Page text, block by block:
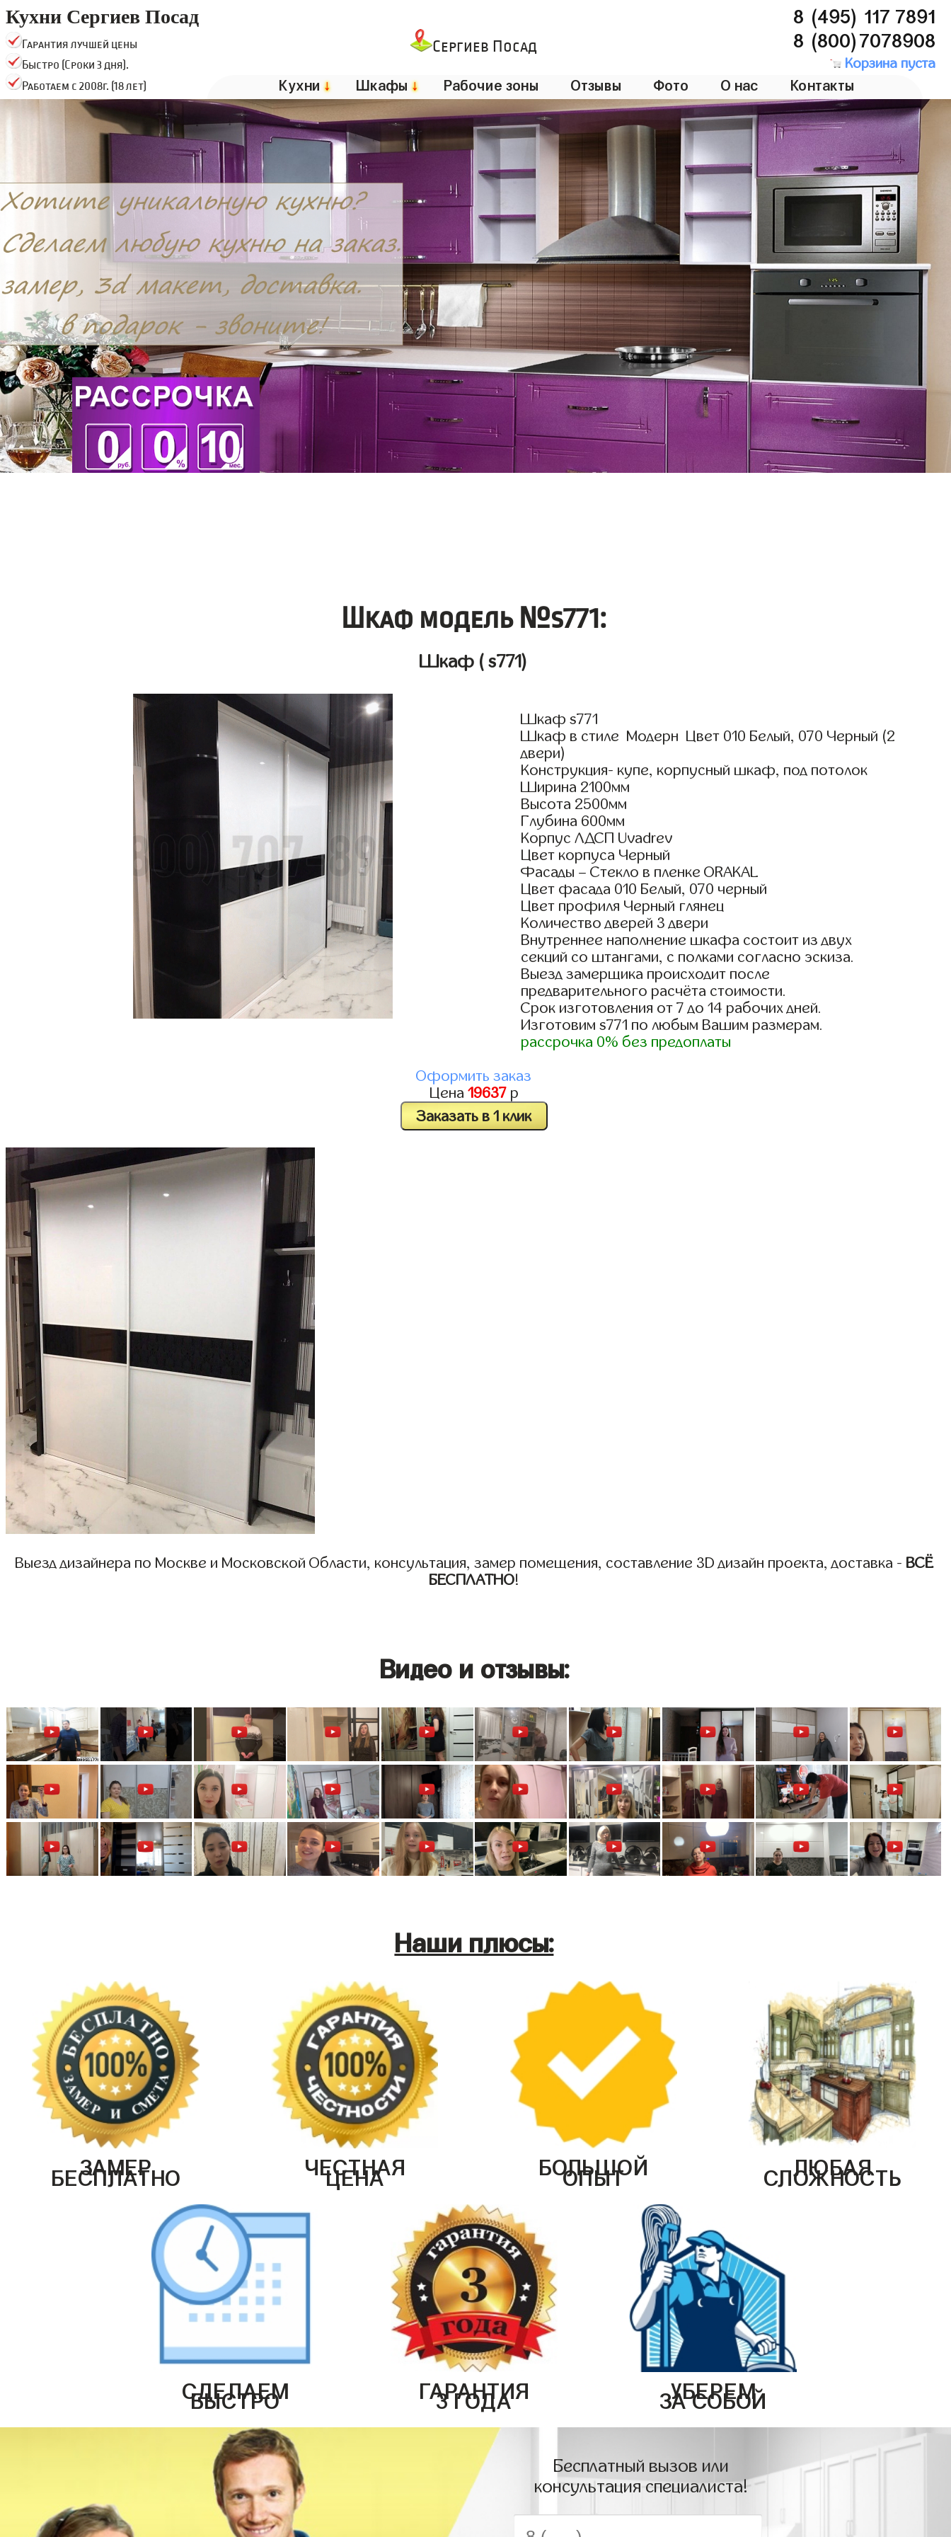
Кухни Сергиев Посад
Гарантия лучшей цены
Быстро (Сроки 3 дня).
Работаем с 2008г. (18 лет)
Сергиев Посад
8 (495) 117 7891
8 (800)7078908
Корзина пуста
Кухни↓ Шкафы↓ Рабочие зоны Отзывы Фото О нас Контакты
Шкаф модель №s771:
Шкаф ( s771)
Шкаф s771
Шкаф в стиле Модерн Цвет 010 Белый, 070 Черный (2
двери)
Конструкция- купе, корпусный шкаф, под потолок
Ширина 2100мм
Высота 2500мм
Глубина 600мм
Корпус ЛДСП Uvadrev
Цвет корпуса Черный
Фасады – Стекло в пленке ORAKAL
Цвет фасада 010 Белый, 070 черный
Цвет профиля Черный глянец
Количество дверей 3 двери
Внутреннее наполнение шкафа состоит из двух
секций со штангами, с полками согласно эскиза.
Выезд замерщика происходит после
предварительного расчёта стоимости.
Срок изготовления от 7 до 14 рабочих дней.
Изготовим s771 по любым Вашим размерам.
рассрочка 0% без предоплаты
Оформить заказ
Цена 19637р
Заказать в 1 клик
Выезд дизайнера по Москве и Московской Области, консультация, замер помещения, составление 3D дизайн проекта, доставка - ВСЁ
БЕСПЛАТНО!
Видео и отзывы:
Наши плюсы:
ЗАМЕР
БЕСПЛАТНО ЧЕСТНАЯ
ЦЕНА БОЛЬШОЙ
ОПЫТ ЛЮБАЯ
СЛОЖНОСТЬ
СДЕЛАЕМ
БЫСТРО ГАРАНТИЯ
3 ГОДА УБЕРЕМ
ЗА СОБОЙ
Бесплатный вызов или
консультация специалиста!